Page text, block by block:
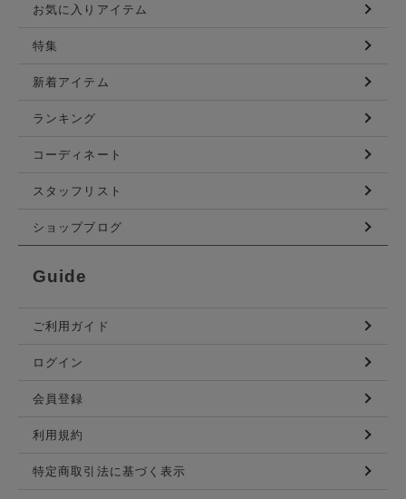
お気に入りアイテム
特集
新着アイテム
ランキング
コーディネート
スタッフリスト
ショップブログ
Guide
ご利用ガイド
ログイン
会員登録
利用規約
特定商取引法に基づく表示